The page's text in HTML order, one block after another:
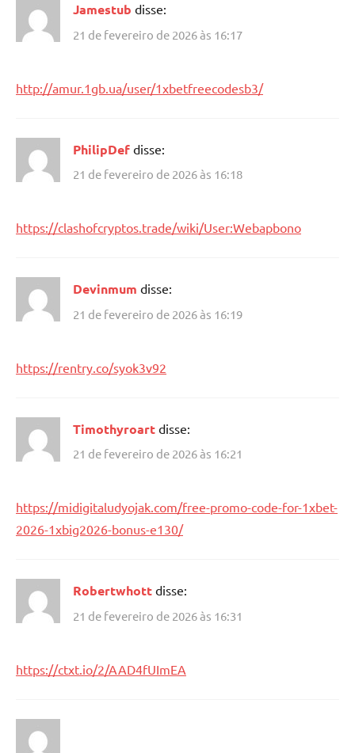
Jamestub disse:
21 de fevereiro de 2026 às 16:17
http://amur.1gb.ua/user/1xbetfreecodesb3/
PhilipDef disse:
21 de fevereiro de 2026 às 16:18
https://clashofcryptos.trade/wiki/User:Webapbono
Devinmum disse:
21 de fevereiro de 2026 às 16:19
https://rentry.co/syok3v92
Timothyroart disse:
21 de fevereiro de 2026 às 16:21
https://midigitaludyojak.com/free-promo-code-for-1xbet-
2026-1xbig2026-bonus-e130/
Robertwhott disse:
21 de fevereiro de 2026 às 16:31
https://ctxt.io/2/AAD4fUImEA